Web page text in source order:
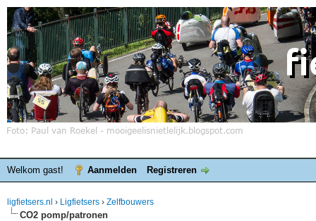
Welkom gast! Aanmelden Registreren
ligfietsers.nl › Ligfietsers › Zelfbouwers
CO2 pomp/patronen